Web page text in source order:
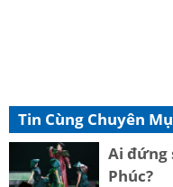
Tin Cùng Chuyên
Ai đứng
Phúc?